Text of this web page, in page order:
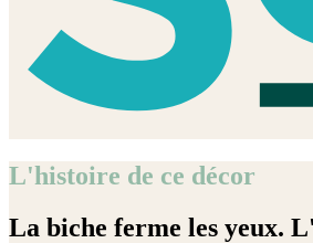
L'histoire de ce décor
La biche ferme les yeux.